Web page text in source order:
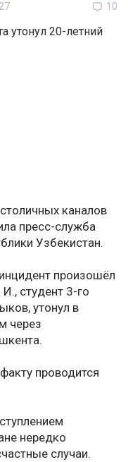
10
каналов
пресс-служба
Узбекистан.
произошёл
студент 3-го
утонул в
через
проводится
нередко
случаи.